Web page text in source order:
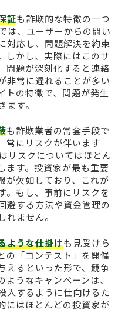
証も詐欺的な特徴の一つ
、ユーザーからの問い
対応し、問題解決を約束
しかし、実際にはこのサ
問題が深刻化すると連絡
非常に遅れることが多い
トの特徴で、問題が発生
す。
も詐欺業者の常套手段で
常にリスクが伴います
スクについてはほとん
ます。投資家が最も重要
が欠如しており、これが
。もし、事前にリスクを
避する方法や資金管理の
ません。
ような仕掛けも見受けら
の「コンテスト」を開催
えるといった形で、競争
うなキャンペーンは、
入するように仕向けるた
にはほとんどの投資家が